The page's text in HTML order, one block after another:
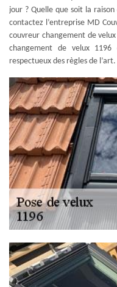
jour ? Quelle que soit la
contactez l’entreprise MD
couvreur changement de
changement de velux
respectueux des règles de